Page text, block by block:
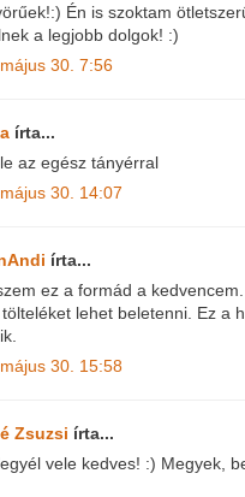
Én is szoktam
a legjobb dolgok! :)
30. 7:56
írta...
az egész tányérral
30. 14:07
írta...
ez a formád a
lehet beletenni. Ez a
30. 15:58
Zsuzsi írta...
vele kedves! :) Megyek,